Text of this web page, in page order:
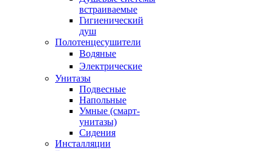
встраиваемые
Гигиенический
душ
Полотенцесушители
ㅤВодяные
ㅤЭлектрические
Унитазы
Подвесные
Напольные
Умные (смарт-
унитазы)
Сидения
Инсталляции